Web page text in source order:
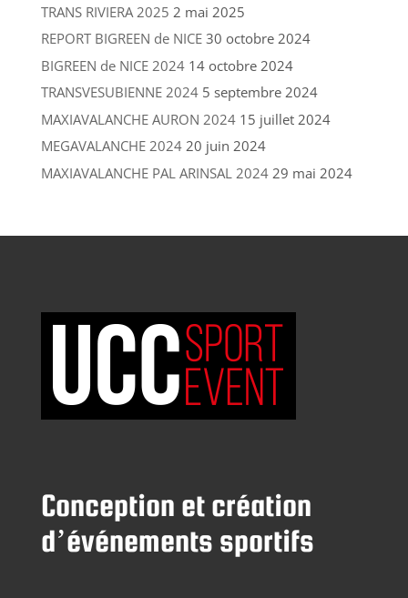
TRANS RIVIERA 2025 2 mai 2025
REPORT BIGREEN de NICE 30 octobre 2024
BIGREEN de NICE 2024 14 octobre 2024
TRANSVESUBIENNE 2024 5 septembre 2024
MAXIAVALANCHE AURON 2024 15 juillet 2024
MEGAVALANCHE 2024 20 juin 2024
MAXIAVALANCHE PAL ARINSAL 2024 29 mai 2024
Conception et création
d’événements sportifs